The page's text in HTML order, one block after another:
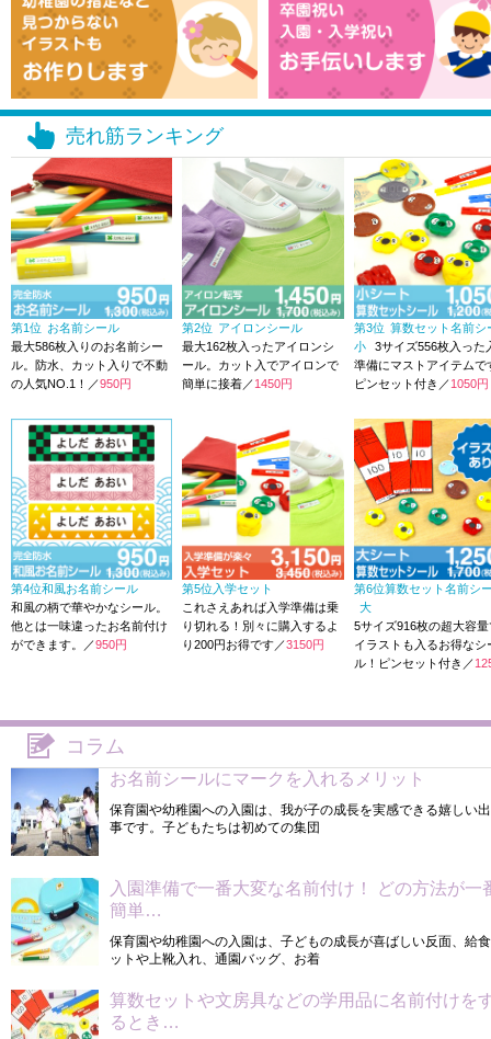
売れ筋ランキング
第1位 お名前シール
最大586枚入りのお名前シー
ル。防水、カット入りで不動
の人気NO.1！／950円
第2位 アイロンシール
最大162枚入ったアイロンシ
ール。カット入でアイロンで
簡単に接着／1450円
第3位 算数セット名前シ
小
3サイズ556枚入った
準備にマストアイテムで
ピンセット付き／1050円
第4位和風お名前シール
和風の柄で華やかなシール。
他とは一味違ったお名前付け
ができます。／950円
第5位 入学セット
これさえあれば入学準備は乗
り切れる！別々に購入するよ
り200円お得です／3150円
第6位算数セット名前シ
大
5サイズ916枚の超大容量
イラストも入るお得なシ
ル！ピンセット付き／
コラム
お名前シールにマークを入れるメリット
保育園や幼稚園への入園は、我が子の成長を実感できる嬉しい
事です。子どもたちは初めての集団
入園準備で一番大変な名前付け！ どの方法が一
簡単…
保育園や幼稚園への入園は、子どもの成長が喜ばしい反面、給
ットや上靴入れ、通園バッグ、お着
算数セットや文房具などの学用品に名前付けを
るとき…